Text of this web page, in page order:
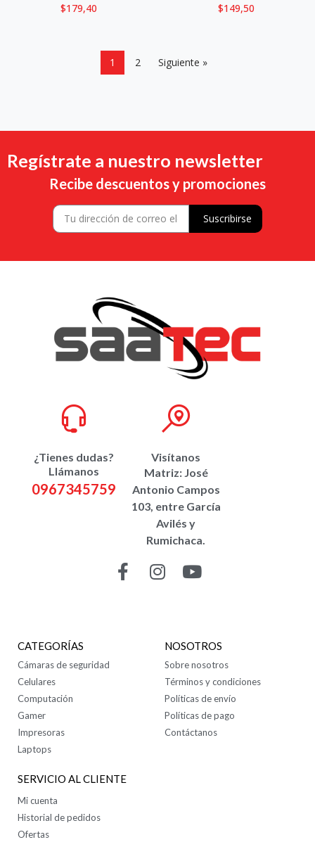
$179,40 $149,50
1 2 Siguiente »
Regístrate a nuestro newsletter
Recibe descuentos y promociones
Suscribirse
¿Tienes dudas?
Llámanos
0967345759
Visítanos
Matriz: José
Antonio Campos
103, entre García
Avilés y
Rumichaca.
CATEGORÍAS
Cámaras de seguridad
Celulares
Computación
Gamer
Impresoras
Laptops
NOSOTROS
Sobre nosotros
Términos y condiciones
Políticas de envío
Políticas de pago
Contáctanos
SERVICIO AL CLIENTE
Mi cuenta
Historial de pedidos
Ofertas